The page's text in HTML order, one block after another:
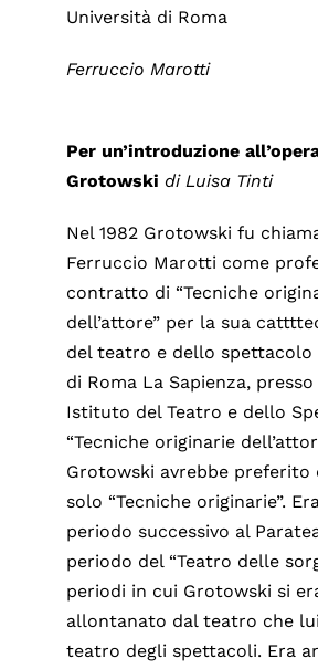
Università di Roma
Ferruccio Marotti
Per un’introduzione
Grotowski di Luisa Tinti
Nel 1982 Grotowski fu
Ferruccio Marotti come
contratto di “Tecniche
dell’attore” per la sua
del teatro e dello spettacolo
di Roma La Sapienza, presso
Istituto del Teatro e dello
“Tecniche originarie
Grotowski avrebbe preferito
solo “Tecniche originarie”.
periodo successivo al
periodo del “Teatro delle
periodi in cui Grotowski si
allontanato dal teatro che
teatro degli spettacoli. Era